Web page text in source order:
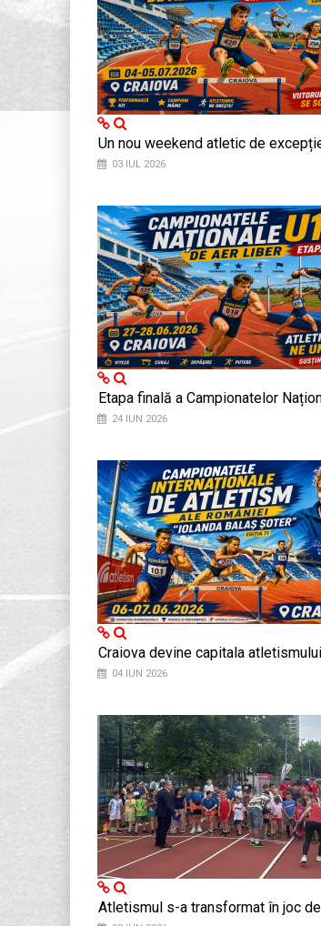
Un nou weekend atletic de
03 IUL 2026
Etapa finală a Campionatelor
24 IUN 2026
Craiova devine capitala
04 IUN 2026
Atletismul s-a transformat în joc